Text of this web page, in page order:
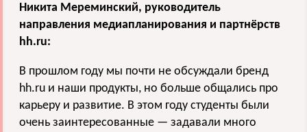
Никита Мереминский, руководитель
направления медиапланирования и партнёрств
hh.ru:
В прошлом году мы почти не обсуждали бренд
hh.ru и наши продукты, но больше общались про
карьеру и развитие. В этом году студенты были
очень заинтересованные — задавали много